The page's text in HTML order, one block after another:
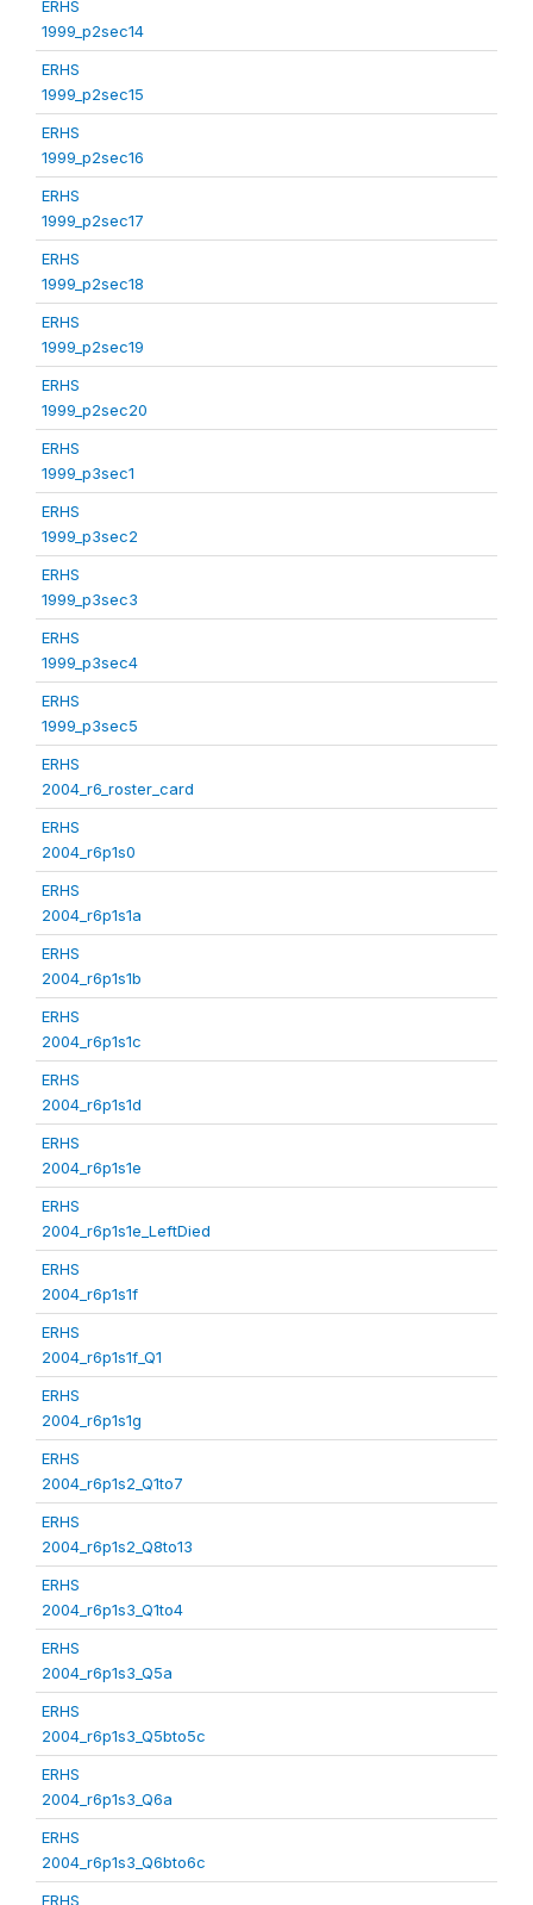
ERHS
1999_p2sec14
ERHS
1999_p2sec15
ERHS
1999_p2sec16
ERHS
1999_p2sec17
ERHS
1999_p2sec18
ERHS
1999_p2sec19
ERHS
1999_p2sec20
ERHS
1999_p3sec1
ERHS
1999_p3sec2
ERHS
1999_p3sec3
ERHS
1999_p3sec4
ERHS
1999_p3sec5
ERHS
2004_r6_roster_card
ERHS
2004_r6p1s0
ERHS
2004_r6p1s1a
ERHS
2004_r6p1s1b
ERHS
2004_r6p1s1c
ERHS
2004_r6p1s1d
ERHS
2004_r6p1s1e
ERHS
2004_r6p1s1e_LeftDied
ERHS
2004_r6p1s1f
ERHS
2004_r6p1s1f_Q1
ERHS
2004_r6p1s1g
ERHS
2004_r6p1s2_Q1to7
ERHS
2004_r6p1s2_Q8to13
ERHS
2004_r6p1s3_Q1to4
ERHS
2004_r6p1s3_Q5a
ERHS
2004_r6p1s3_Q5bto5c
ERHS
2004_r6p1s3_Q6a
ERHS
2004_r6p1s3_Q6bto6c
ERHS